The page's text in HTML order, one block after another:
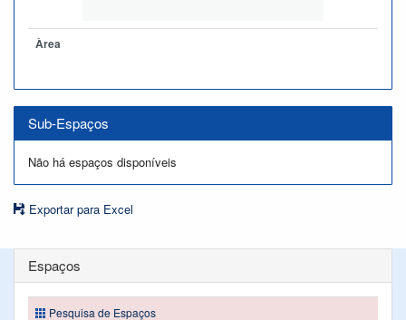
Àrea
Sub-Espaços
Não há espaços disponíveis
Exportar para Excel
Espaços
Pesquisa de Espaços